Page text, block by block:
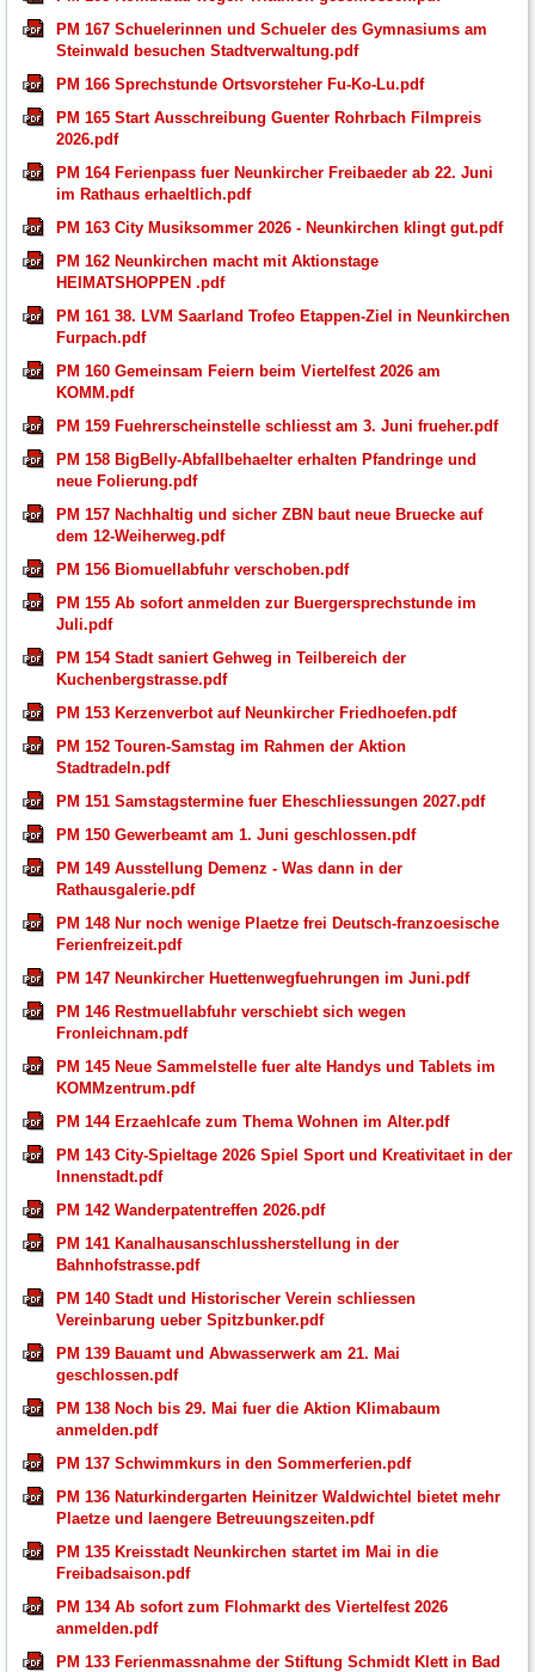
PM 167 Schuelerinnen und Schueler des Gymnasiums am
Steinwald besuchen Stadtverwaltung.pdf
PM 166 Sprechstunde Ortsvorsteher Fu-Ko-Lu.pdf
PM 165 Start Ausschreibung Guenter Rohrbach Filmpreis
2026.pdf
PM 164 Ferienpass fuer Neunkircher Freibaeder ab 22. Juni
im Rathaus erhaeltlich.pdf
PM 163 City Musiksommer 2026 - Neunkirchen klingt gut.pdf
PM 162 Neunkirchen macht mit Aktionstage
HEIMATSHOPPEN .pdf
PM 161 38. LVM Saarland Trofeo Etappen-Ziel in Neunkirchen
Furpach.pdf
PM 160 Gemeinsam Feiern beim Viertelfest 2026 am
KOMM.pdf
PM 159 Fuehrerscheinstelle schliesst am 3. Juni frueher.pdf
PM 158 BigBelly-Abfallbehaelter erhalten Pfandringe und
neue Folierung.pdf
PM 157 Nachhaltig und sicher ZBN baut neue Bruecke auf
dem 12-Weiherweg.pdf
PM 156 Biomuellabfuhr verschoben.pdf
PM 155 Ab sofort anmelden zur Buergersprechstunde im
Juli.pdf
PM 154 Stadt saniert Gehweg in Teilbereich der
Kuchenbergstrasse.pdf
PM 153 Kerzenverbot auf Neunkircher Friedhoefen.pdf
PM 152 Touren-Samstag im Rahmen der Aktion
Stadtradeln.pdf
PM 151 Samstagstermine fuer Eheschliessungen 2027.pdf
PM 150 Gewerbeamt am 1. Juni geschlossen.pdf
PM 149 Ausstellung Demenz - Was dann in der
Rathausgalerie.pdf
PM 148 Nur noch wenige Plaetze frei Deutsch-franzoesische
Ferienfreizeit.pdf
PM 147 Neunkircher Huettenwegfuehrungen im Juni.pdf
PM 146 Restmuellabfuhr verschiebt sich wegen
Fronleichnam.pdf
PM 145 Neue Sammelstelle fuer alte Handys und Tablets im
KOMMzentrum.pdf
PM 144 Erzaehlcafe zum Thema Wohnen im Alter.pdf
PM 143 City-Spieltage 2026 Spiel Sport und Kreativitaet in der
Innenstadt.pdf
PM 142 Wanderpatentreffen 2026.pdf
PM 141 Kanalhausanschlussherstellung in der
Bahnhofstrasse.pdf
PM 140 Stadt und Historischer Verein schliessen
Vereinbarung ueber Spitzbunker.pdf
PM 139 Bauamt und Abwasserwerk am 21. Mai
geschlossen.pdf
PM 138 Noch bis 29. Mai fuer die Aktion Klimabaum
anmelden.pdf
PM 137 Schwimmkurs in den Sommerferien.pdf
PM 136 Naturkindergarten Heinitzer Waldwichtel bietet mehr
Plaetze und laengere Betreuungszeiten.pdf
PM 135 Kreisstadt Neunkirchen startet im Mai in die
Freibadsaison.pdf
PM 134 Ab sofort zum Flohmarkt des Viertelfest 2026
anmelden.pdf
PM 133 Ferienmassnahme der Stiftung Schmidt Klett in Bad